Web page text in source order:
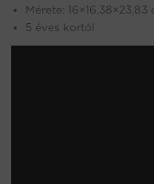
Mérete: 16×16,38×23,83
5 éves kortól